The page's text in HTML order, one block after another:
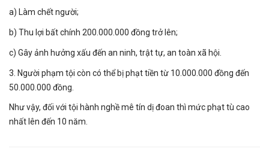
a) Làm chết người;
b) Thu lợi bất chính 200.000.000 đồng trở lên;
c) Gây ảnh hưởng xấu đến an ninh, trật tự, an toàn xã hội.
3. Người phạm tội còn có thể bị phạt tiền từ 10.000.000 đồng đến
50.000.000 đồng.
Như vậy, đối với tội hành nghề mê tín dị đoan thì mức phạt tù cao
nhất lên đến 10 năm.